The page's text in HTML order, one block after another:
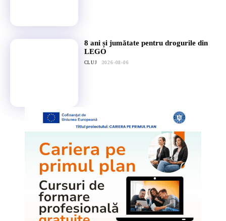
8 ani și jumătate pentru drogurile din
LEGO
CLUJ 2026-08-06